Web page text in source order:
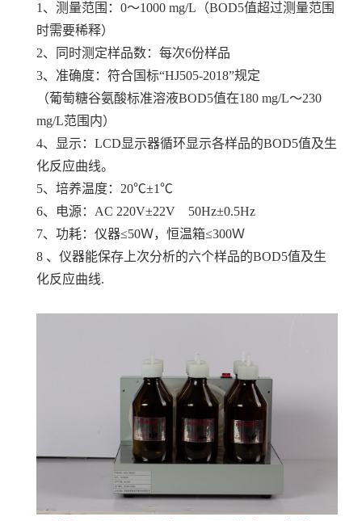
1、测量范围：0～1000 mg/L（BOD5值超过测量范围
时需要稀释）
2、同时测定样品数：每次6份样品
3、准确度：符合国标“HJ505-2018”规定
（葡萄糖谷氨酸标准溶液BOD5值在180 mg/L～230
mg/L范围内）
4、显示：LCD显示器循环显示各样品的BOD5值及生
化反应曲线。
5、培养温度：20℃±1℃
6、电源：AC 220V±22V 50Hz±0.5Hz
7、功耗：仪器≤50Ｗ，恒温箱≤300Ｗ
8 、仪器能保存上次分析的六个样品的BOD5值及生
化反应曲线.